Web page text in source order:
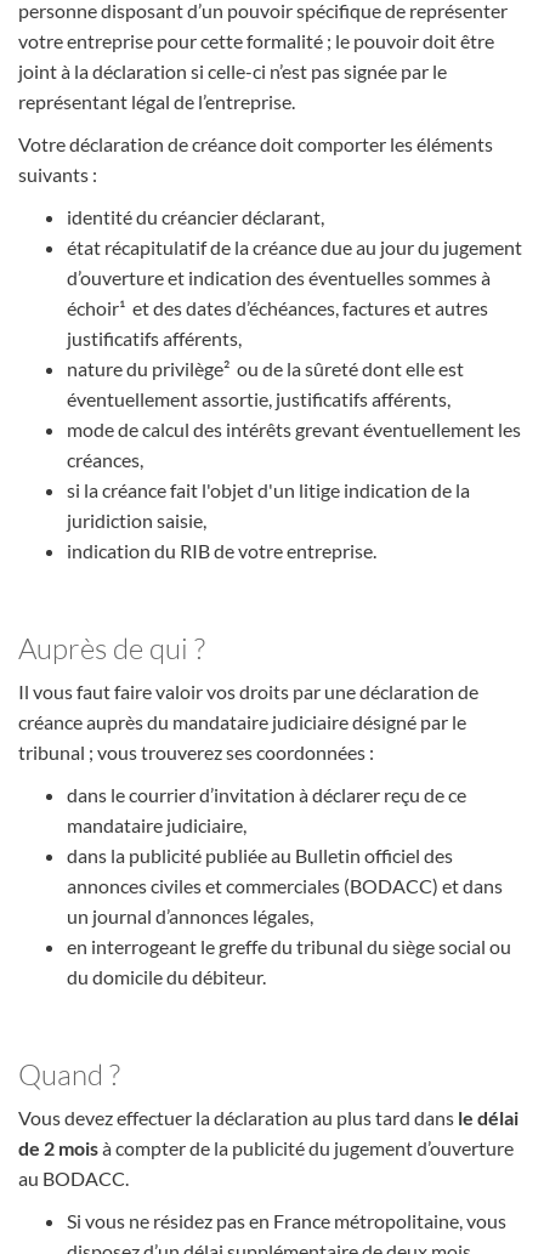
personne disposant d’un pouvoir spécifique de représenter
votre entreprise pour cette formalité ; le pouvoir doit être
joint à la déclaration si celle-ci n’est pas signée par le
représentant légal de l’entreprise.
Votre déclaration de créance doit comporter les éléments
suivants :
identité du créancier déclarant,
état récapitulatif de la créance due au jour du jugement
d’ouverture et indication des éventuelles sommes à
échoir¹ et des dates d’échéances, factures et autres
justificatifs afférents,
nature du privilège² ou de la sûreté dont elle est
éventuellement assortie, justificatifs afférents,
mode de calcul des intérêts grevant éventuellement les
créances,
si la créance fait l'objet d'un litige indication de la
juridiction saisie,
indication du RIB de votre entreprise.
Auprès de qui ?
Il vous faut faire valoir vos droits par une déclaration de
créance auprès du mandataire judiciaire désigné par le
tribunal ; vous trouverez ses coordonnées :
dans le courrier d’invitation à déclarer reçu de ce
mandataire judiciaire,
dans la publicité publiée au Bulletin officiel des
annonces civiles et commerciales (BODACC) et dans
un journal d’annonces légales,
en interrogeant le greffe du tribunal du siège social ou
du domicile du débiteur.
Quand ?
Vous devez effectuer la déclaration au plus tard dans le délai
de 2 moisà compter de la publicité du jugement d’ouverture
au BODACC.
Si vous ne résidez pas en France métropolitaine, vous